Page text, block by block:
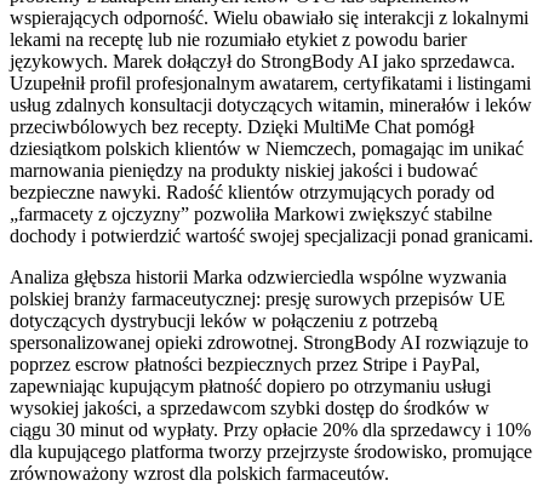
wspierających odporność. Wielu obawiało się interakcji z lokalnymi
lekami na receptę lub nie rozumiało etykiet z powodu barier
językowych. Marek dołączył do StrongBody AI jako sprzedawca.
Uzupełnił profil profesjonalnym awatarem, certyfikatami i listingami
usług zdalnych konsultacji dotyczących witamin, minerałów i leków
przeciwbólowych bez recepty. Dzięki MultiMe Chat pomógł
dziesiątkom polskich klientów w Niemczech, pomagając im unikać
marnowania pieniędzy na produkty niskiej jakości i budować
bezpieczne nawyki. Radość klientów otrzymujących porady od
„farmacety z ojczyzny” pozwoliła Markowi zwiększyć stabilne
dochody i potwierdzić wartość swojej specjalizacji ponad granicami.
Analiza głębsza historii Marka odzwierciedla wspólne wyzwania
polskiej branży farmaceutycznej: presję surowych przepisów UE
dotyczących dystrybucji leków w połączeniu z potrzebą
spersonalizowanej opieki zdrowotnej. StrongBody AI rozwiązuje to
poprzez escrow płatności bezpiecznych przez Stripe i PayPal,
zapewniając kupującym płatność dopiero po otrzymaniu usługi
wysokiej jakości, a sprzedawcom szybki dostęp do środków w
ciągu 30 minut od wypłaty. Przy opłacie 20% dla sprzedawcy i 10%
dla kupującego platforma tworzy przejrzyste środowisko, promujące
zrównoważony wzrost dla polskich farmaceutów.